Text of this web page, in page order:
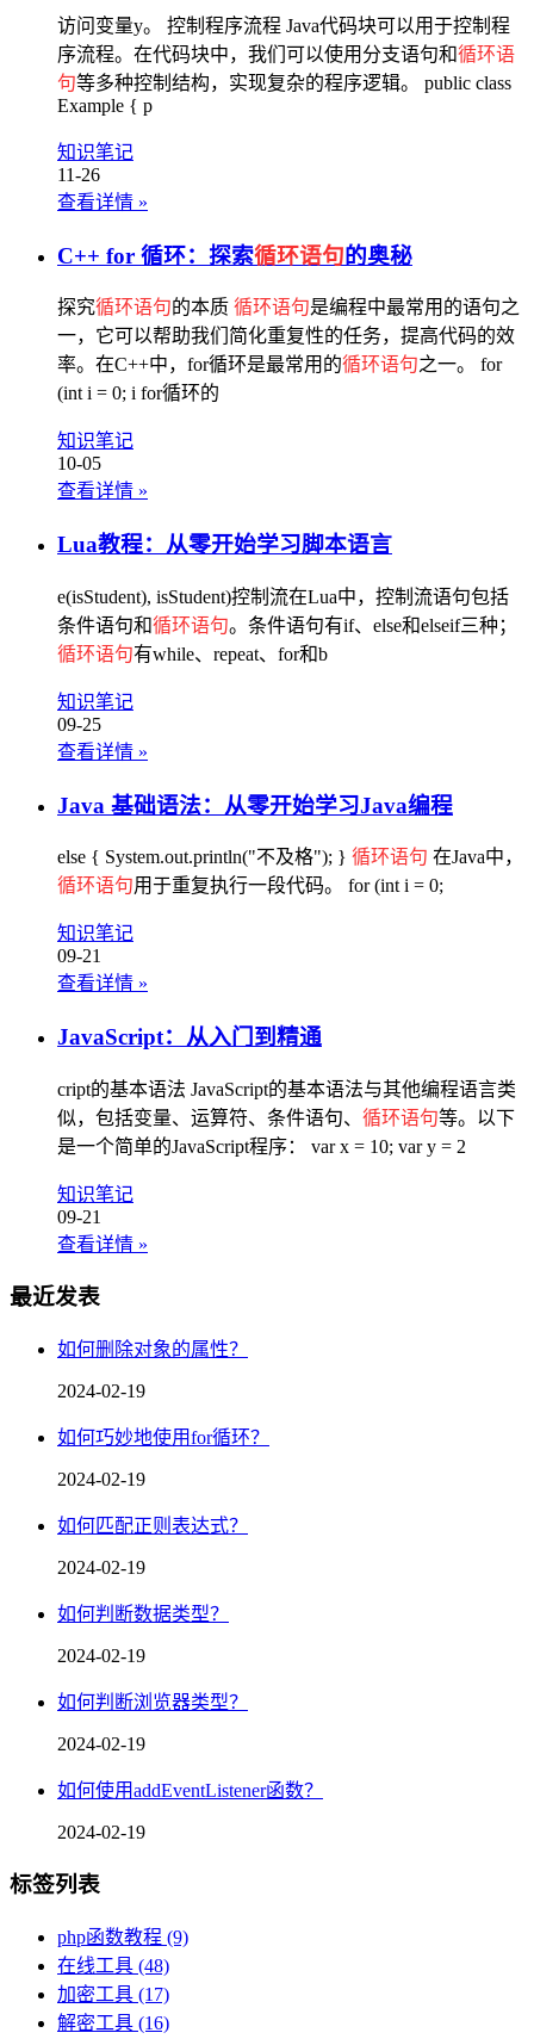
访问变量y。 控制程序流程 Java代码块可以用于控制程
序流程。在代码块中，我们可以使用分支语句和循环语
句等多种控制结构，实现复杂的程序逻辑。 public class
Example { p
知识笔记
11-26
查看详情 »
C++ for 循环：探索循环语句的奥秘
探究循环语句的本质 循环语句是编程中最常用的语句之
一，它可以帮助我们简化重复性的任务，提高代码的效
率。在C++中，for循环是最常用的循环语句之一。 for
(int i = 0; i for循环的
知识笔记
10-05
查看详情 »
Lua教程：从零开始学习脚本语言
e(isStudent), isStudent)控制流在Lua中，控制流语句包括
条件语句和循环语句。条件语句有if、else和elseif三种；
循环语句有while、repeat、for和b
知识笔记
09-25
查看详情 »
Java 基础语法：从零开始学习Java编程
else { System.out.println("不及格"); } 循环语句 在Java中，
循环语句用于重复执行一段代码。 for (int i = 0;
知识笔记
09-21
查看详情 »
JavaScript：从入门到精通
cript的基本语法 JavaScript的基本语法与其他编程语言类
似，包括变量、运算符、条件语句、 循环语句等。以下
是一个简单的JavaScript程序： var x = 10; var y = 2
知识笔记
09-21
查看详情 »
最近发表
如何删除对象的属性？
2024-02-19
如何巧妙地使用for循环？
2024-02-19
如何匹配正则表达式？
2024-02-19
如何判断数据类型？
2024-02-19
如何判断浏览器类型？
2024-02-19
如何使用addEventListener函数？
2024-02-19
标签列表
php函数教程 (9)
在线工具 (48)
加密工具 (17)
解密工具 (16)